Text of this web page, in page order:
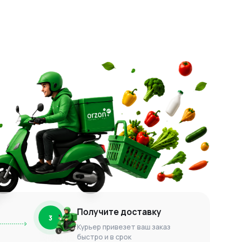
3 Получите доставку
Курьер привезет ваш заказ
быстро и в срок